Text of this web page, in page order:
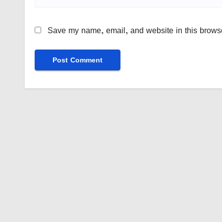
Save my name, email, and website in this